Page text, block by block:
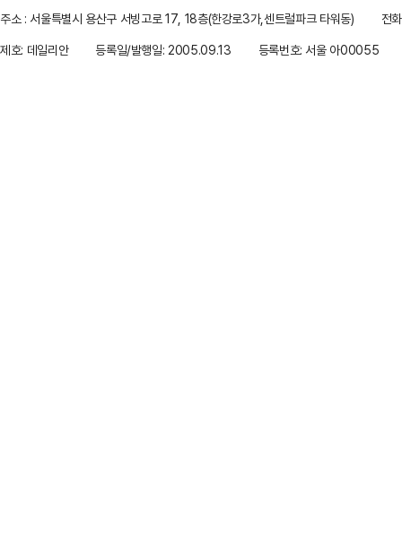
주소 : 서울특별시 용산구 서빙고로 17, 18층(한강로3가,센트럴파크 타워동)
전
제호: 데일리안
등록일/발행일: 2005.09.13 등록번호: 서울 아00055